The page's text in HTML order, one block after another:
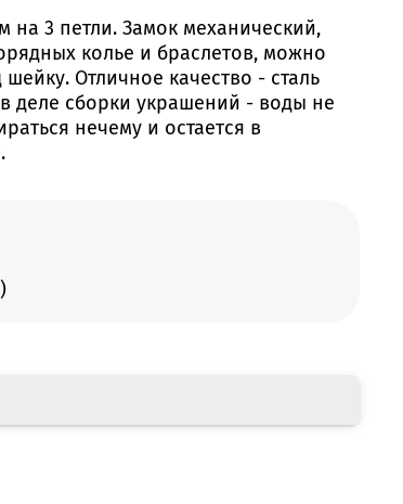
3 петли. Замок механический,
колье и браслетов, можно
Отличное качество - сталь
деле сборки украшений - воды не
нечему и остается в